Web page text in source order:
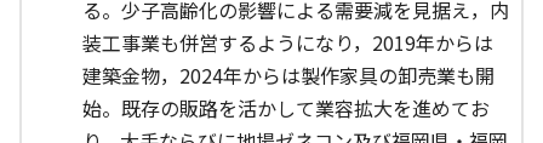
る。少子高齢化の影響による需要減を見据え，内
装工事業も併営するようになり，2019年からは
建築金物，2024年からは製作家具の卸売業も開
始。既存の販路を活かして業容拡大を進めてお